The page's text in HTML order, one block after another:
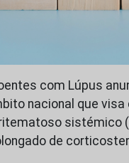
com Lúpus
nacional que
sistémico
de